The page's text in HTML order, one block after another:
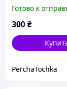
M
Готово к
300₴
PerchaTochka